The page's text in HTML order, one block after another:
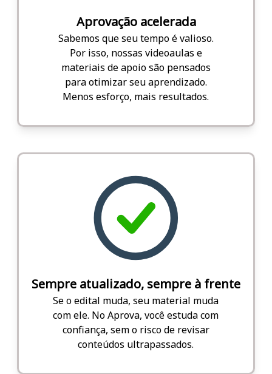
Aprovação acelerada
Sabemos que seu tempo é valioso.
Por isso, nossas videoaulas e
materiais de apoio são pensados
para otimizar seu aprendizado.
Menos esforço, mais resultados.
Sempre atualizado, sempre à frente
Se o edital muda, seu material muda
com ele. No Aprova, você estuda com
confiança, sem o risco de revisar
conteúdos ultrapassados.